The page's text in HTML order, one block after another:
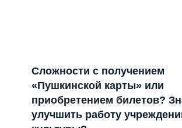
улучшить работу учреждений
культуры?
Напишите — решим!